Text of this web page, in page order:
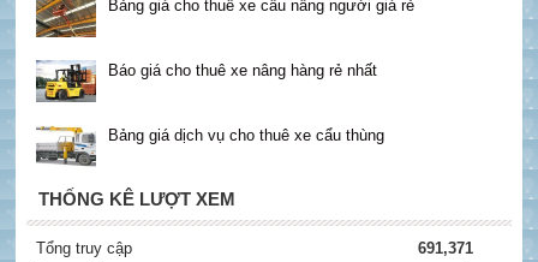
Bảng giá cho thuê xe cẩu nâng người giá rẻ
Báo giá cho thuê xe nâng hàng rẻ nhất
Bảng giá dịch vụ cho thuê xe cẩu thùng
THỐNG KÊ LƯỢT XEM
Tổng truy cập
691,371